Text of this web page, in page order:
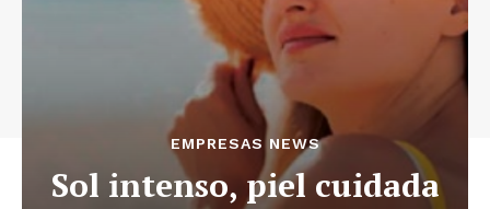
EMPRESAS NEWS
Sol intenso, piel cuidada